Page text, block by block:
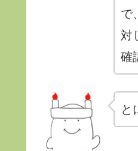
で
対
確
と